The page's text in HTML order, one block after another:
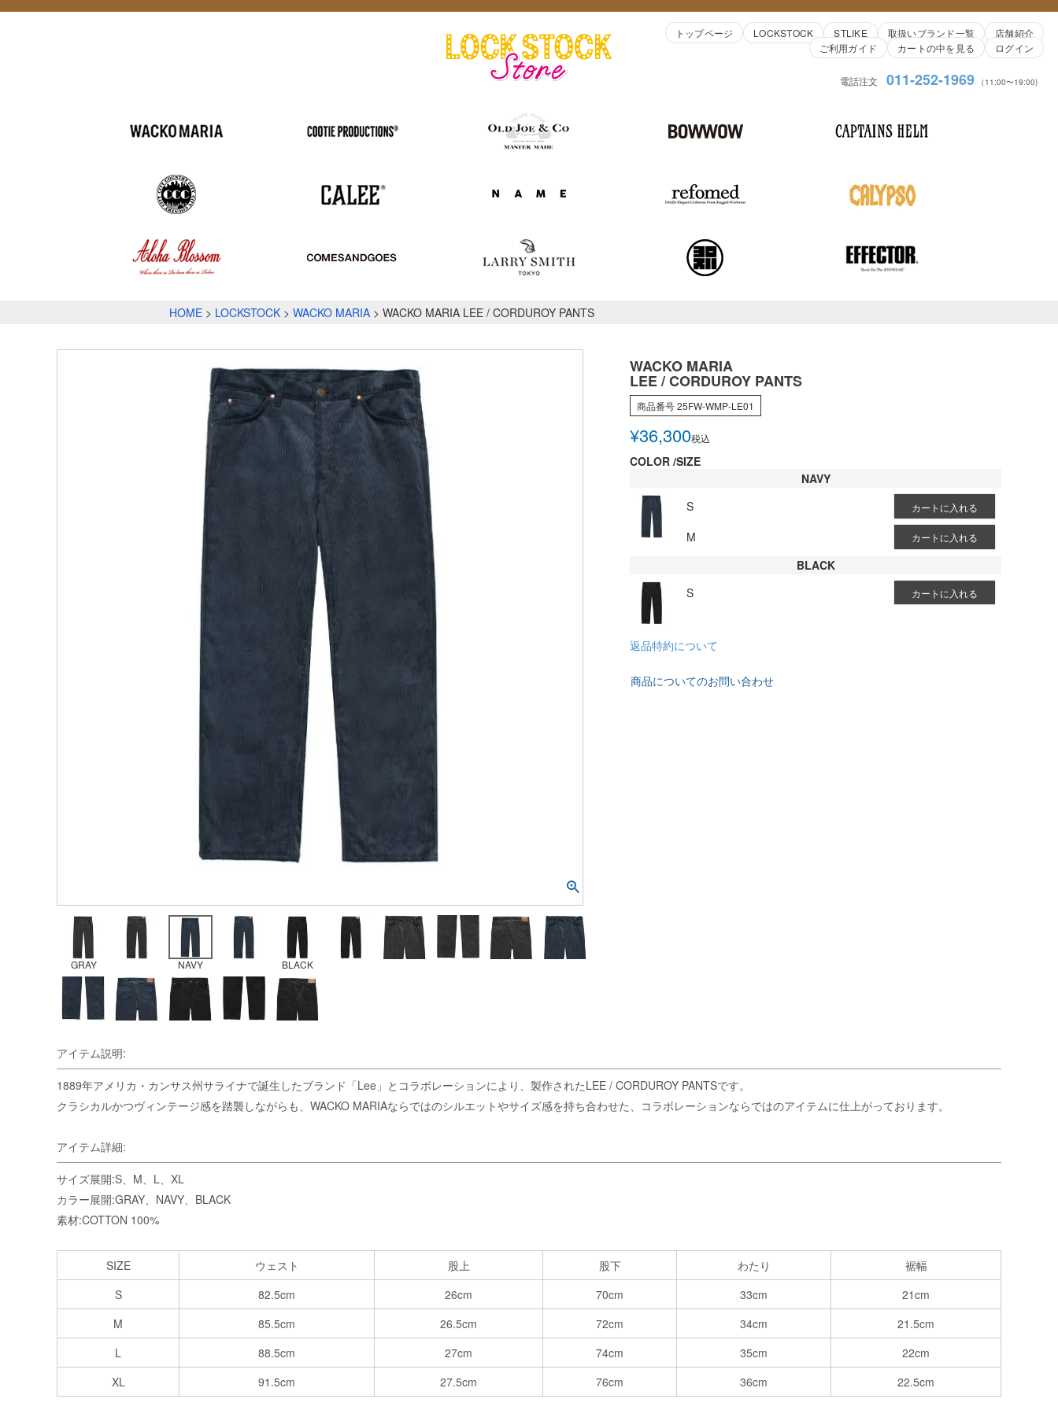
トップページ LOCKSTOCK STLIKE 取扱いブランド一覧
店舗紹介
ご利用ガイド
カートの中を見る ログイン
電話注文 011-252-1969 （11:00〜19:00)
HOME LOCKSTOCK WACKO MARIA WACKO MARIA LEE / CORDUROY PANTS
GRAY NAVY BLACK
WACKO MARIA
LEE / CORDUROY PANTS
商品番号25FW-WMP-LE01
¥36,300税込
COLOR SIZE
NAVY
S
カートに入れる
M カートに入れる
BLACK
S
カートに入れる
返品特約について
商品についてのお問い合わせ
アイテム説明:
1889年アメリカ・カンサス州サライナで誕生したブランド「Lee」とコラボレーションにより、製作されたLEE / CORDUROY PANTSです。
クラシカルかつヴィンテージ感を踏襲しながらも、WACKO MARIAならではのシルエットやサイズ感を持ち合わせた、コラボレーションならではのアイテムに仕上がっております。
アイテム詳細:
サイズ展開:S、M、L、XL
カラー展開:GRAY、NAVY、BLACK
素材:COTTON 100%
SIZE ウェスト 股上 股下 わたり
裾幅
S
82.5cm 26cm 70cm 33cm
21cm
M
85.5cm 26.5cm 72cm 34cm
21.5cm
L
88.5cm 27cm 74cm 35cm
22cm
XL
91.5cm 27.5cm 76cm 36cm 22.5cm